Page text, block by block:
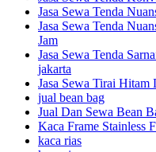
Jasa Sewa Tenda
Jasa Sewa Tenda
Jam
Jasa Sewa Tenda
jakarta
Jasa Sewa Tirai
jual bean bag
Jual Dan Sewa Bean
Kaca Frame Stainless
kaca rias